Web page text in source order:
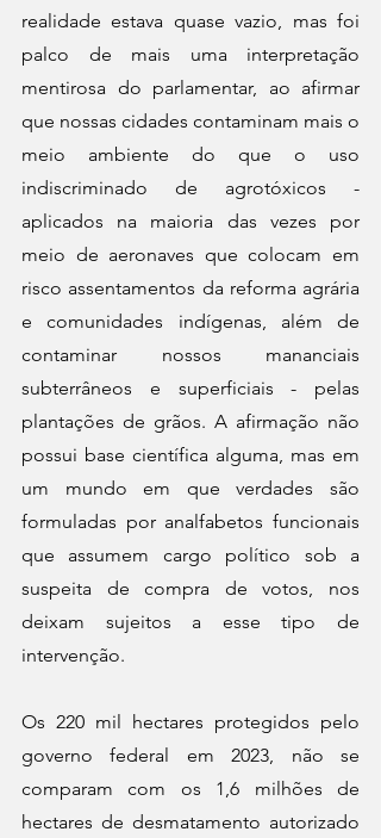
realidade estava quase vazio, mas foi
palco de mais uma interpretação
mentirosa do parlamentar, ao afirmar
que nossas cidades contaminam mais o
meio ambiente do que o uso
indiscriminado de agrotóxicos -
aplicados na maioria das vezes por
meio de aeronaves que colocam em
risco assentamentos da reforma agrária
e comunidades indígenas, além de
contaminar nossos mananciais
subterrâneos e superficiais - pelas
plantações de grãos. A afirmação não
possui base científica alguma, mas em
um mundo em que verdades são
formuladas por analfabetos funcionais
que assumem cargo político sob a
suspeita de compra de votos, nos
deixam sujeitos a esse tipo de
intervenção.
Os 220 mil hectares protegidos pelo
governo federal em 2023, não se
comparam com os 1,6 milhões de
hectares de desmatamento autorizado